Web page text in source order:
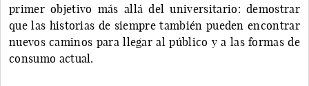
primer objetivo más allá del universitario: demostrar
que las historias de siempre también pueden encontrar
nuevos caminos para llegar al público y a las formas de
consumo actual.